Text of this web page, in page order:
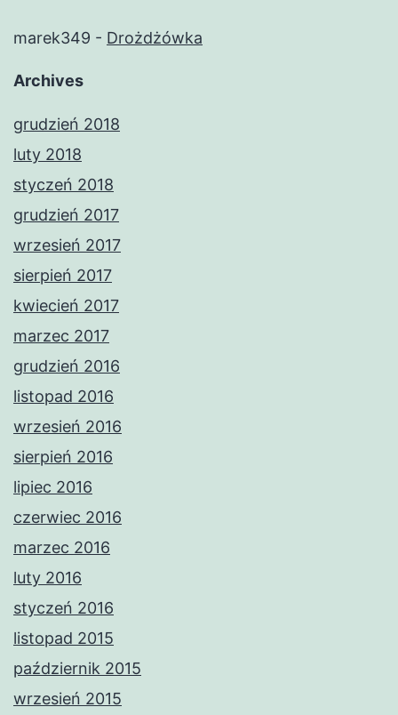
marek349 - Drożdżówka
Archives
grudzień 2018
luty 2018
styczeń 2018
grudzień 2017
wrzesień 2017
sierpień 2017
kwiecień 2017
marzec 2017
grudzień 2016
listopad 2016
wrzesień 2016
sierpień 2016
lipiec 2016
czerwiec 2016
marzec 2016
luty 2016
styczeń 2016
listopad 2015
październik 2015
wrzesień 2015